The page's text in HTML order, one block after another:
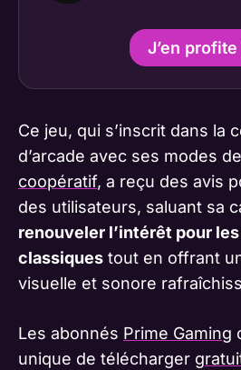
J’en profite
Ce jeu, qui s’inscrit dans la
d’arcade avec ses modes
coopératif, a reçu des avis
des utilisateurs, saluant sa
renouveler l’intérêt pour
classiques tout en offrant
visuelle et sonore
Les abonnés Prime Gaming
unique de télécharger